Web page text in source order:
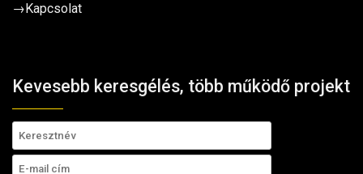
→ Kapcsolat
Kevesebb keresgélés, több működő projekt